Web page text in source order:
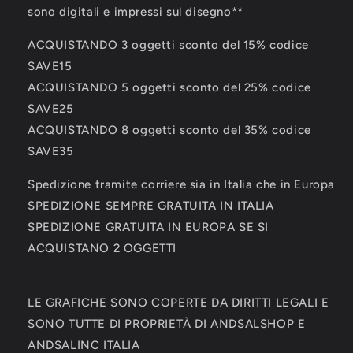
sono digitali e impressi sul disegno**
ACQUISTANDO 3 oggetti sconto del 15% codice
SAVE15
ACQUISTANDO 5 oggetti sconto del 25% codice
SAVE25
ACQUISTANDO 8 oggetti sconto del 35% codice
SAVE35
Spedizione tramite corriere sia in Italia che in Europa
SPEDIZIONE SEMPRE GRATUITA IN ITALIA
SPEDIZIONE GRATUITA IN EUROPA SE SI
ACQUISTANO 2 OGGETTI
LE GRAFICHE SONO COPERTE DA DIRITTI LEGALI E
SONO TUTTE DI PROPRIETÀ DI ANDSALSHOP E
ANDSALINC ITALIA